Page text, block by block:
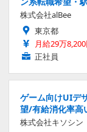
株式会社alBee
東京都
月給29万
正社員
ゲーム向けUIデ
望/有給消化率高
株式会社キソシン